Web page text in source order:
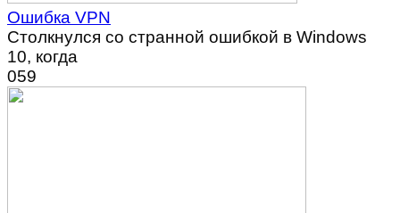
Ошибка VPN
Столкнулся со странной ошибкой в Windows
10, когда
059